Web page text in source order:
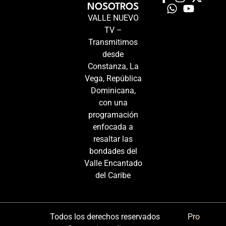
NOSOTROS
VALLE NUEVO
TV –
Transmitimos
desde
Constanza, La
Vega, República
Dominicana,
con una
programación
enfocada a
resaltar las
bondades del
Valle Encantado
del Caribe
Todos los derechos reservados
Pro